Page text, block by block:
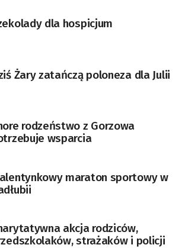
dla hospicjum
Żary zatańczą poloneza dla Julii
rodzeństwo z Gorzowa
wsparcia
maraton sportowy w
akcja rodziców,
strażaków i policji